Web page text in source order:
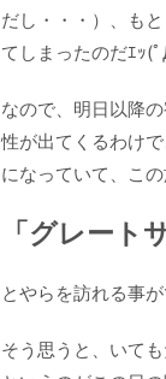
だし・・・）、もと
てしまったのだｴｯ(
なので、明日以降
性が出てくるわけ
になっていて、こ
「グレート
とやらを訪れる事
そう思うと、いて